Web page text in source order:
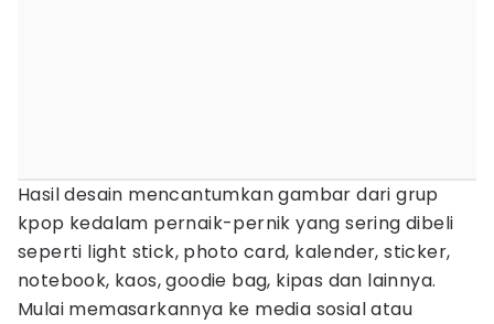
Hasil desain mencantumkan gambar dari grup
kpop kedalam pernaik-pernik yang sering dibeli
seperti light stick, photo card, kalender, sticker,
notebook, kaos, goodie bag, kipas dan lainnya.
Mulai memasarkannya ke media sosial atau